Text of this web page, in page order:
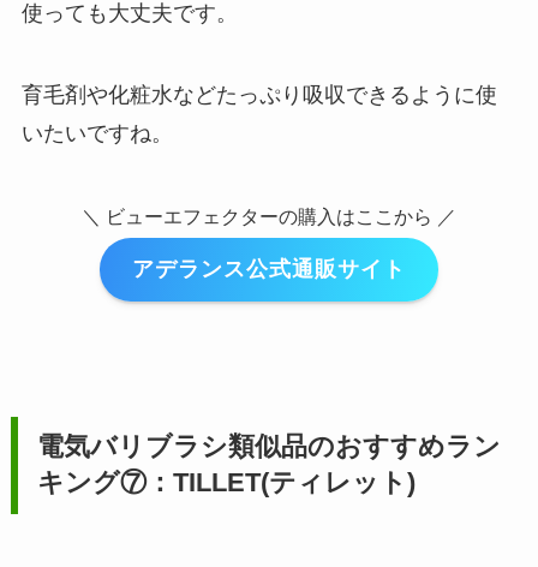
使っても大丈夫です。
育毛剤や化粧水などたっぷり吸収できるように使
いたいですね。
＼ ビューエフェクターの購入はここから ／
アデランス公式通販サイト
電気バリブラシ類似品のおすすめラン
キング⑦：TILLET(ティレット)